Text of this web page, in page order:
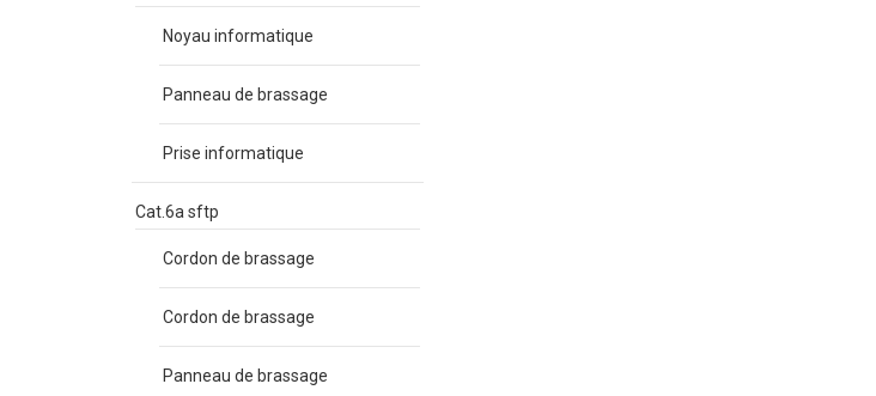
Noyau informatique
Panneau de brassage
Prise informatique
Cat.6a sftp
Cordon de brassage
Cordon de brassage
Panneau de brassage